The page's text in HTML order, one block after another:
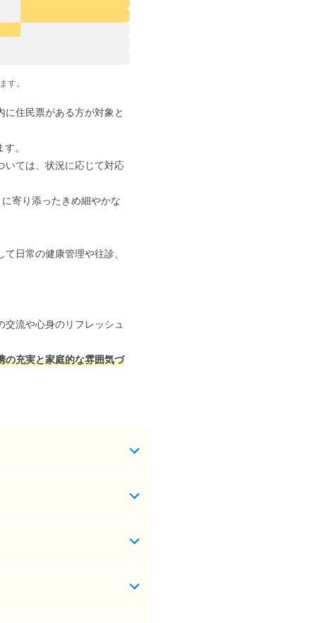
す。
住民票がある方が対象と
。
いては、状況に応じて対応
寄り添ったきめ細やかな
日常の健康管理や往診、
流や心身のリフレッシュ
の充実と家庭的な雰囲気づ